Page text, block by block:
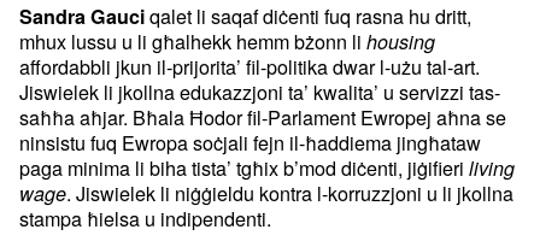
Sandra Gauciqalet li saqaf diċenti fuq rasna hu dritt,
mhux lussu u li għalhekk hemm bżonn lihousing
affordabbli jkun il-prijorita’ fil-politika dwar l-użu tal-art.
Jiswielek li jkollna edukazzjoni ta’ kwalita’ u servizzi tas-
saħħa aħjar. Bħala Ħodor fil-Parlament Ewropej aħna se
ninsistu fuq Ewropa soċjali fejn il-ħaddiema jingħataw
paga minima li biha tista’ tgħix b’mod diċenti, jiġifieriliving
wage. Jiswielek li niġġieldu kontra l-korruzzjoni u li jkollna
stampa ħielsa u indipendenti.